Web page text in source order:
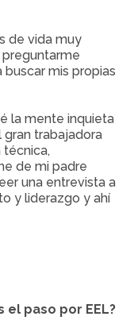
de vida muy
mis propias
la mente inquieta
trabajadora
de mi padre
una entrevista a
y liderazgo y ahí
el paso por EEL?